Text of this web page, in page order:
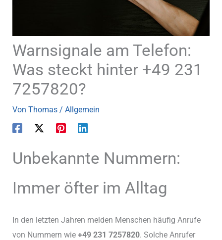
Warnsignale am Telefon:
Was steckt hinter +49 231
7257820?
Von Thomas/Allgemein
Unbekannte Nummern:
Immer öfter im Alltag
In den letzten Jahren melden Menschen häufig Anrufe
von Nummern wie+49 231 7257820. Solche Anrufer